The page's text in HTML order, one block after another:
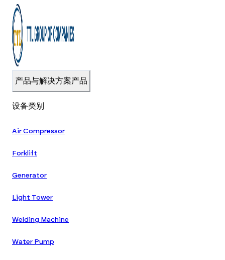
产品与解决方案产品
设备类别
Air Compressor
Forklift
Generator
Light Tower
Welding Machine
Water Pump